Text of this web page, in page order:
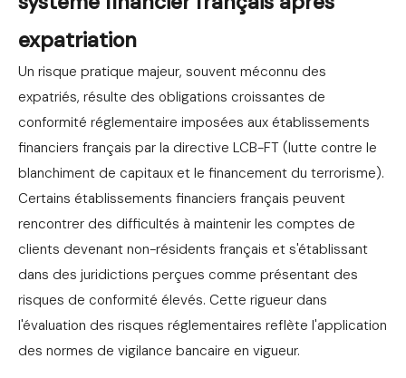
expatriation
Un risque pratique majeur, souvent méconnu des
expatriés, résulte des obligations croissantes de
conformité réglementaire imposées aux établissements
financiers français par la directive LCB-FT (lutte contre le
blanchiment de capitaux et le financement du terrorisme).
Certains établissements financiers français peuvent
rencontrer des difficultés à maintenir les comptes de
clients devenant non-résidents français et s'établissant
dans des juridictions perçues comme présentant des
risques de conformité élevés. Cette rigueur dans
l'évaluation des risques réglementaires reflète l'application
des normes de vigilance bancaire en vigueur.